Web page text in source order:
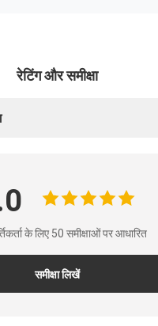
रेटिंग और समीक्षा
के लिए 50 समीक्षाओं पर आधारित
समीक्षा लिखें